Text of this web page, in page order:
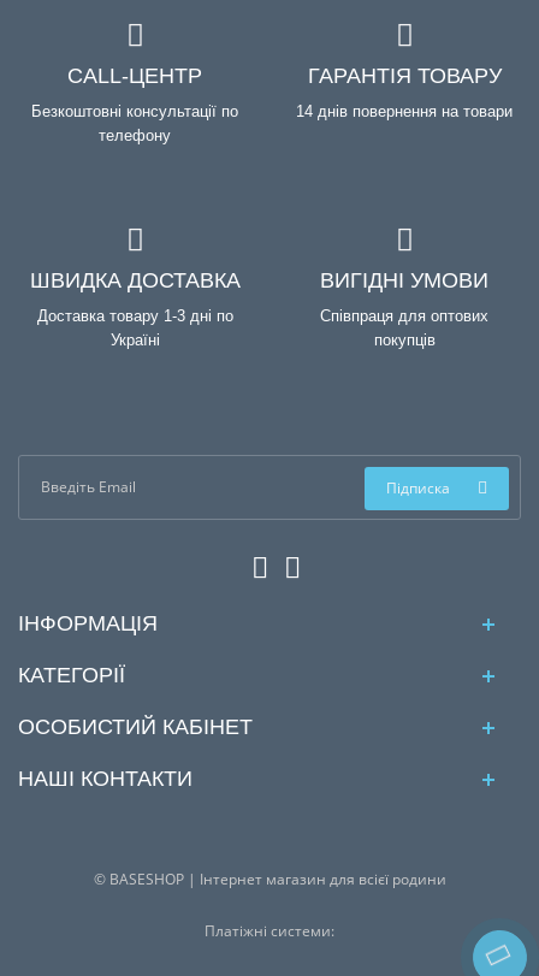
CALL-ЦЕНТР
Безкоштовні консультації по
телефону
ГАРАНТІЯ ТОВАРУ
14 днів повернення на товари
ШВИДКА ДОСТАВКА
Доставка товару 1-3 дні по
Україні
ВИГІДНІ УМОВИ
Співпраця для оптових
покупців
Підписка
ІНФОРМАЦІЯ
КАТЕГОРІЇ
ОСОБИСТИЙ КАБІНЕТ
НАШІ КОНТАКТИ
© BASESHOP | Інтернет магазин для всієї родини
Платіжні системи: